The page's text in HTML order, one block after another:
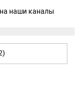
наши каналы